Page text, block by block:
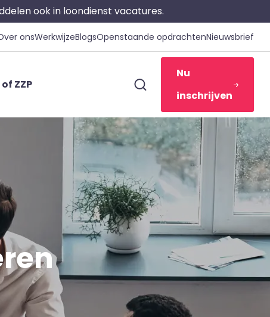
ook in loondienst vacatures.
onsWerkwijzeBlogsOpenstaande opdrachtenNieuwsbrief
ZZP
Nu
inschrijven